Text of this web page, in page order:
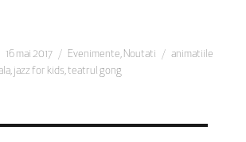
Publicat
pe
16 mai 2017 Categorii
Evenimente, Noutati Etichete
animatiile
, jazz for kids,teatrul gong